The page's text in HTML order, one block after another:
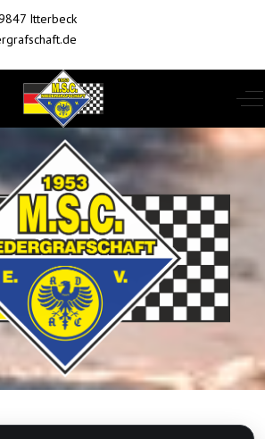
Itterbeck